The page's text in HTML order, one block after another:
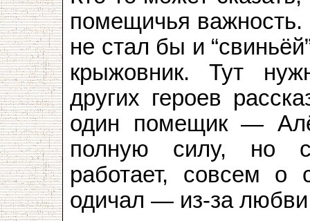
помещичья
не стал бы и
крыжовник. Тут
других героев
один помещик —
полную силу, но
работает, совсем о
одичал — из-за